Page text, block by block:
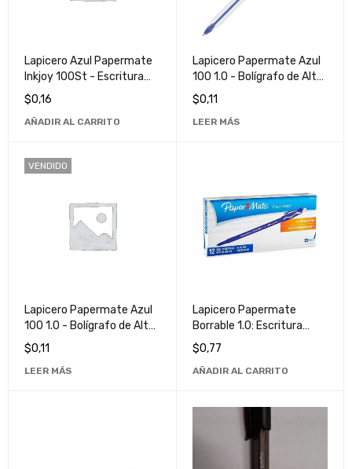
Lapicero Azul Papermate
Inkjoy 100St - Escritura
Suave y Duradera
$0,16
AÑADIR AL CARRITO
Lapicero Papermate Azul
100 1.0 - Bolígrafo de Alta
Calidad para Escritura
Suave y Precisa
$0,11
LEER MÁS
VENDIDO
Lapicero Papermate Azul
100 1.0 - Bolígrafo de Alta
Calidad para Escritura
Suave y Precisa
$0,11
LEER MÁS
Lapicero Papermate
Borrable 1.0: Escritura
Suave y Correcciones
Fáciles para Trabajos
Impecables
$0,77
AÑADIR AL CARRITO